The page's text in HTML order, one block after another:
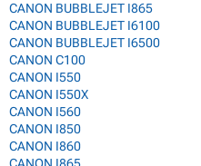
CANON BUBBLEJET I865
CANON BUBBLEJET I6100
CANON BUBBLEJET I6500
CANON C100
CANON I550
CANON I550X
CANON I560
CANON I850
CANON I860